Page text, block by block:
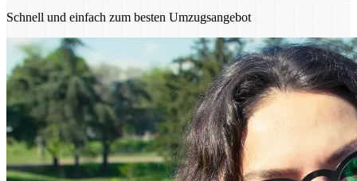
Schnell und einfach zum besten Umzugsangebot